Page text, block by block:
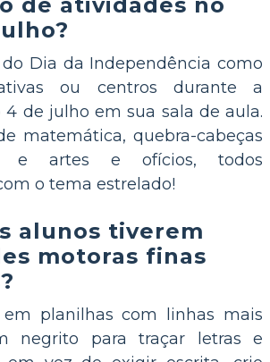
Dia da Independência como
ou centros durante a
4 de julho em sua sala de aula.
matemática, quebra-cabeças
e artes e ofícios, todos
o tema estrelado!
alunos tiverem
motoras finas
em planilhas com linhas mais
negrito para traçar letras e